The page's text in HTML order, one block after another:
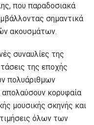
που παραδοσιακά
σημαντικά
ακουσμάτων.
συναυλίες της
της εποχής
πολυάριθμων
κορυφαία
μουσικής σκηνής και
όλων των